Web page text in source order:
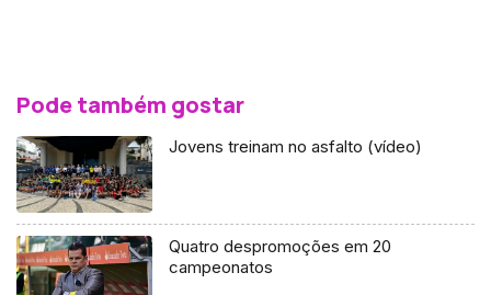
Pode também gostar
Jovens treinam no asfalto (vídeo)
Quatro despromoções em 20
campeonatos